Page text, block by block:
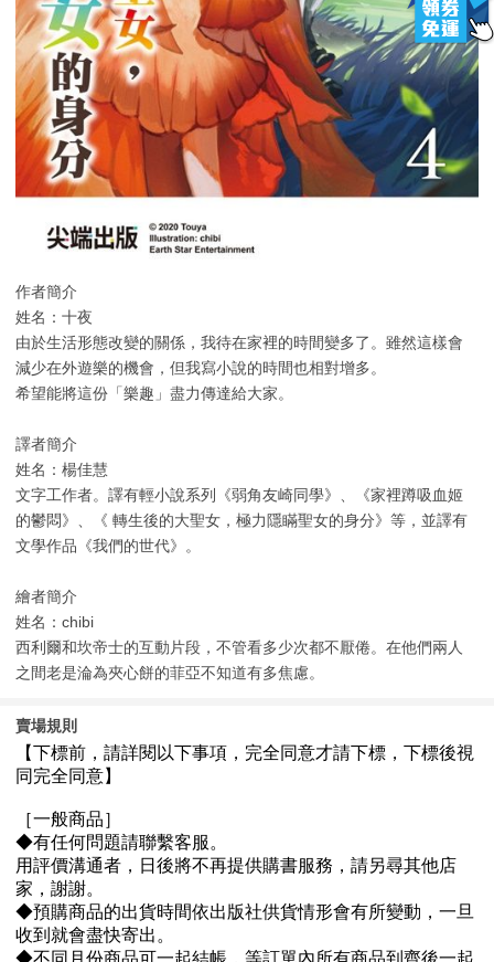
作者簡介
姓名：十夜
由於生活形態改變的關係，我待在家裡的時間變多了。雖然這樣會
減少在外遊樂的機會，但我寫小說的時間也相對增多。
希望能將這份「樂趣」盡力傳達給大家。
譯者簡介
姓名：楊佳慧
文字工作者。譯有輕小說系列《弱角友崎同學》、《家裡蹲吸血姬
的鬱悶》、《 轉生後的大聖女，極力隱瞞聖女的身分》等，並譯有
文學作品《我們的世代》。
繪者簡介
姓名：chibi
西利爾和坎帝士的互動片段，不管看多少次都不厭倦。在他們兩人
之間老是淪為夾心餅的菲亞不知道有多焦慮。
賣場規則